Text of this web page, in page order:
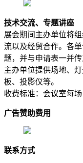
技术交流、专题讲座
展会期间主办单位将
流以及经贸合作。各
题，并与申请表一并传
主办单位提供场地、
板、投影仪等。
收费标准：会议室每场
广告赞助费用
联系方式